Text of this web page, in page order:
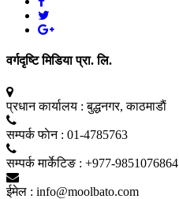
वर्गदृष्टि मिडिया प्रा. लि.
प्रधान कार्यालय : बुद्धनगर, काठमाडाैं
सम्पर्क फाेन : 01-4785763
सम्पर्क मार्केटिङ : +977-9851076864
ईमेल : info@moolbato.com